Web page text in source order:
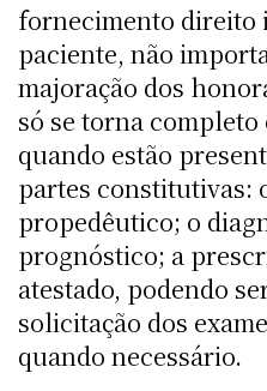
fornecimento direito
paciente, não
majoração dos
só se torna
quando estão
partes constitutivas:
propedêutico; o
prognóstico; a
atestado, podendo
solicitação dos
quando necessário.